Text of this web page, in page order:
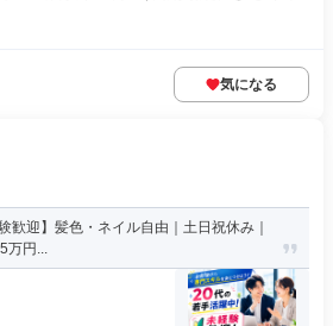
気になる
歓迎】髪色・ネイル自由｜土日祝休み｜
万円...